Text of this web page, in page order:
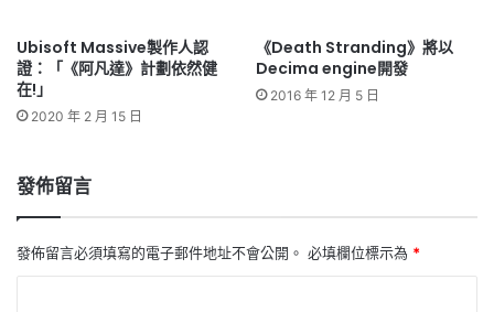
Ubisoft Massive製作人認
證：「《阿凡達》計劃依然健
在!」
2020 年 2 月 15 日
《Death Stranding》將以
Decima engine開發
2016 年 12 月 5 日
發佈留言
發佈留言必須填寫的電子郵件地址不會公開。 必填欄位標示為 *